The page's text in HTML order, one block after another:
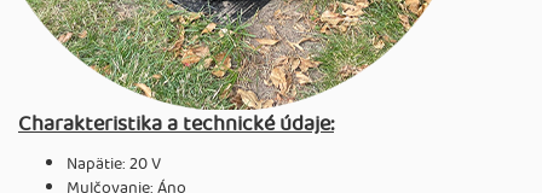
Charakteristika a technické údaje:
Napätie: 20 V